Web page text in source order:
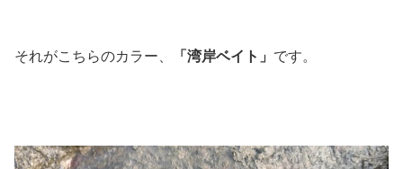
それがこちらのカラー、 「湾岸ベイト」 です。